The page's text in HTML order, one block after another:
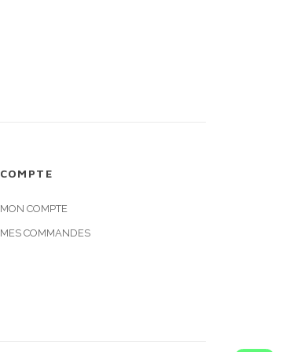
COMPTE
MON COMPTE
MES COMMANDES